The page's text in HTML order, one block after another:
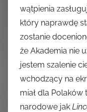
wątpienia
który naprawdę
zostanie
że Akademia nie
jestem szalenie
wchodzący na
miał dla
narodowe jak